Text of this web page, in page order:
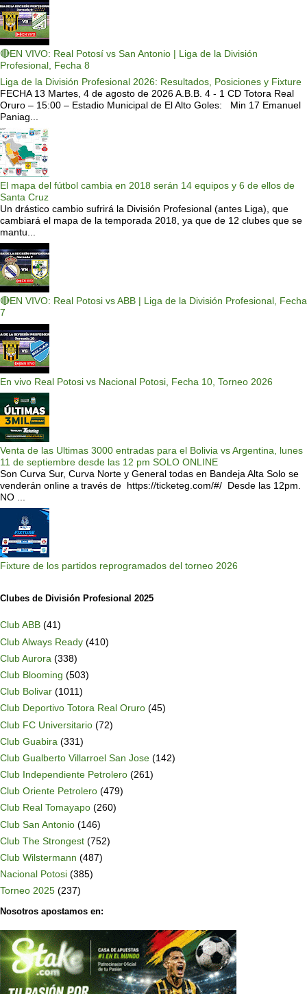
🔴EN VIVO: Real Potosí vs San Antonio | Liga de la División
Profesional, Fecha 8
Liga de la División Profesional 2026: Resultados, Posiciones y Fixture
FECHA 13 Martes, 4 de agosto de 2026 A.B.B. 4 - 1 CD Totora Real
Oruro – 15:00 – Estadio Municipal de El Alto Goles: Min 17 Emanuel
Paniag...
El mapa del fútbol cambia en 2018 serán 14 equipos y 6 de ellos de
Santa Cruz
Un drástico cambio sufrirá la División Profesional (antes Liga), que
cambiará el mapa de la temporada 2018, ya que de 12 clubes que se
mantu...
🔴EN VIVO: Real Potosi vs ABB | Liga de la División Profesional, Fecha
7
En vivo Real Potosi vs Nacional Potosi, Fecha 10, Torneo 2026
Venta de las Ultimas 3000 entradas para el Bolivia vs Argentina, lunes
11 de septiembre desde las 12 pm SOLO ONLINE
Son Curva Sur, Curva Norte y General todas en Bandeja Alta Solo se
venderán online a través de https://ticketeg.com/#/ Desde las 12pm.
NO ...
Fixture de los partidos reprogramados del torneo 2026
Clubes de División Profesional 2025
Club ABB (41)
Club Always Ready (410)
Club Aurora (338)
Club Blooming (503)
Club Bolivar (1011)
Club Deportivo Totora Real Oruro (45)
Club FC Universitario (72)
Club Guabira (331)
Club Gualberto Villarroel San Jose (142)
Club Independiente Petrolero (261)
Club Oriente Petrolero (479)
Club Real Tomayapo (260)
Club San Antonio (146)
Club The Strongest (752)
Club Wilstermann (487)
Nacional Potosi (385)
Torneo 2025 (237)
Nosotros apostamos en: